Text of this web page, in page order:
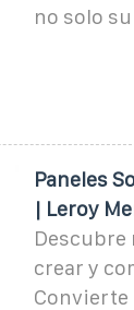
no solo
Paneles
| Leroy
Descubre
crear y
Convierte